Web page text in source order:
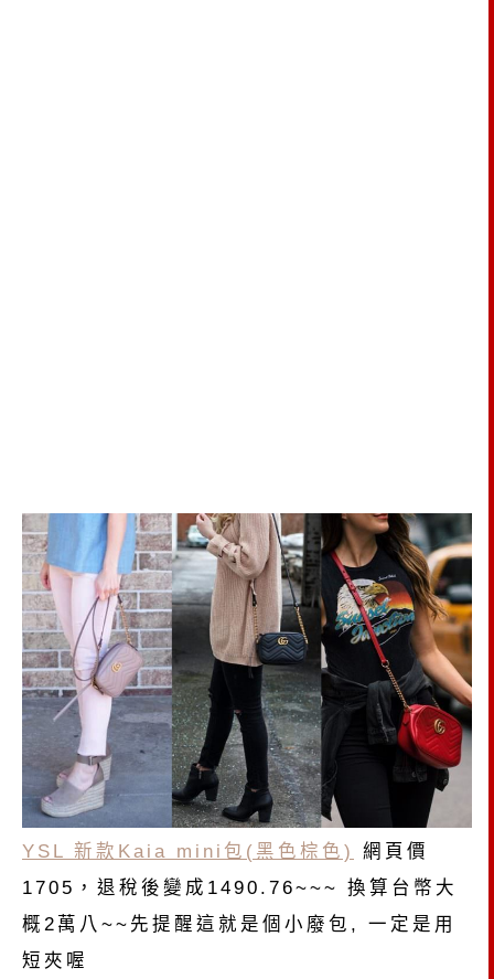
YSL 新款Kaia mini包(黑色棕色)
網頁價
1705，退稅後變成1490.76~~~ 換算台幣大
概2萬八~~先提醒這就是個小廢包, 一定是用
短夾喔